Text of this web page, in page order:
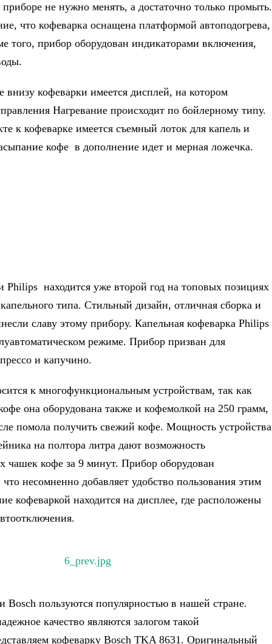
не нужно менять, а достаточно только промыть.
что кофеварка оснащена платформой автоподогрева,
того, прибор оборудован индикаторами включения,
внизу кофеварки имеется дисплей, на котором
Нагревание происходит по бойлерному типу.
к кофеварке имеется съемный лоток для капель и
кофе в дополнение идет и мерная ложечка.
Philips находится уже второй год на топовых позициях
типа. Стильный дизайн, отличная сборка и
славу этому прибору. Капельная кофеварка Philips
режиме. Прибор призван для
и капучино.
к многофункциональным устройствам, так как
она оборудована также и кофемолкой на 250 грамм,
помола получить свежий кофе. Мощность устройства
на полтора литра дают возможность
чашек кофе за 9 минут. Прибор оборудован
несомненно добавляет удобство пользования этим
кофеваркой находится на дисплее, где расположены
Bosch пользуются популярностью в нашей стране.
качество являются залогом такой
кофеварку Bosch TKA 8631. Оригинальный